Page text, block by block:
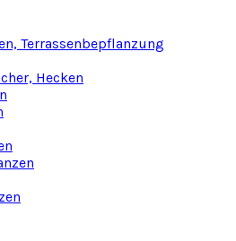
Terrassenbepflanzung
Hecken